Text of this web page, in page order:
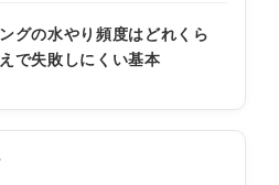
グの水やり頻度はどれくら
で失敗しにくい基本